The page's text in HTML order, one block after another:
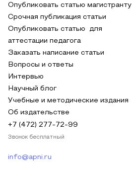
Опубликовать статью магистранту
Срочная публикация статьи
Опубликовать статью для
аттестации педагога
Заказать написание статьи
Вопросы и ответы
Интервью
Научный блог
Учебные и методические издания
Об издательстве
+7 (472) 277-72-99
Звонок бесплатный
info@apni.ru